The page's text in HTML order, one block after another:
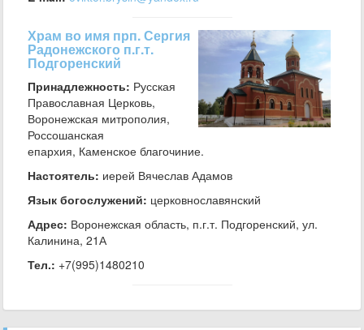
Храм во имя прп. Сергия
Радонежского п.г.т.
Подгоренский
Принадлежность: Русская
Православная Церковь,
Воронежская митрополия,
Россошанская
епархия, Каменское благочиние.
Настоятель: иерей Вячеслав Адамов
Язык богослужений: церковнославянский
Адрес: Воронежская область, п.г.т. Подгоренский, ул.
Калинина, 21А
Тел.: +7(995)1480210